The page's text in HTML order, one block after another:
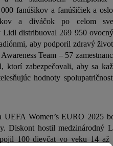
fanúšikov a fanúšičiek a
a diváčok po celom
Lidl distribuoval 269 950
aby podporil zdravý
Team – 57
ktorí zabezpečovali, aby sa
hodnoty
Women’s EURO 2025
Diskont hostil medzinárodný
100 dievčat vo veku 14 až